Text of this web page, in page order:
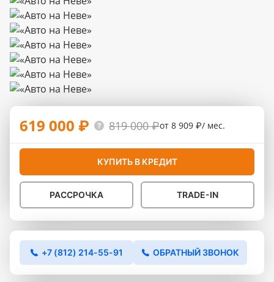
619 000 ₽ 819 000 ₽от 8 909 ₽/ мес.
КУПИТЬ В КРЕДИТ
РАССРОЧКА TRADE-IN
+7 (812) 214-55-91 ОБРАТНЫЙ ЗВОНОК